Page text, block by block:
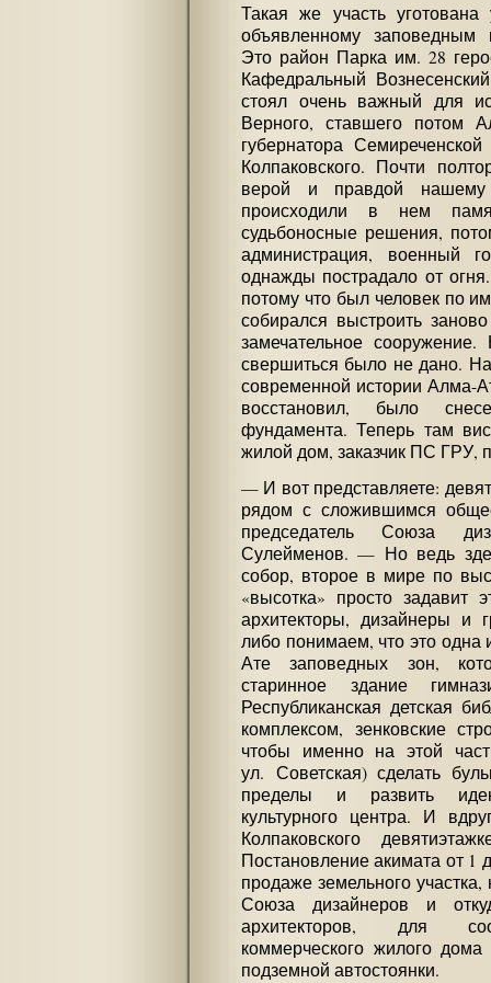
Такая же участь
объявленному заповедным
Это район Парка им. 28
Кафедральный
стоял очень важный для
Верного, ставшего потом
губернатора
Колпаковского. Почти
верой и правдой
происходили в нем
судьбоносные решения,
администрация, военный
однажды пострадало от
потому что был человек по
собирался выстроить
замечательное
свершиться было не дано.
современной истории Алма-
восстановил, было
фундамента. Теперь там
жилой дом, заказчик ПС ГРУ,
— И вот представляете:
рядом с сложившимся
председатель Союза
Сулейменов. — Но ведь
собор, второе в мире по
«высотка» просто задавит
архитекторы, дизайнеры и
либо понимаем, что это одна
Ате заповедных зон,
старинное здание
Республиканская детская
комплексом, зенковские
чтобы именно на этой
ул. Советская) сделать
пределы и развить идею
культурного центра. И
Колпаковского
Постановление акимата от 1
продаже земельного
Союза дизайнеров и
архитекторов, для
коммерческого жилого
подземной автостоянки.